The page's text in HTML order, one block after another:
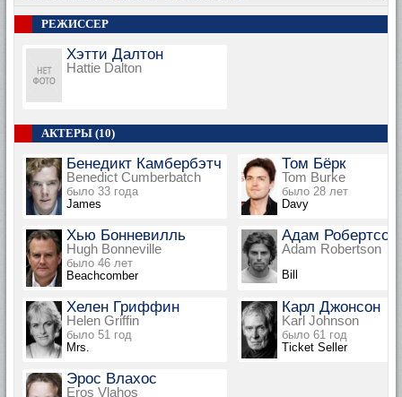
РЕЖИССЕР
Хэтти Далтон
Hattie Dalton
АКТЕРЫ (10)
Бенедикт Камбербэтч
Benedict Cumberbatch
было 33 года
James
Том Бёрк
Tom Burke
было 28 лет
Davy
Хью Бонневилль
Hugh Bonneville
было 46 лет
Beachcomber
Адам Робертсон
Adam Robertson
Bill
Хелен Гриффин
Helen Griffin
было 51 год
Mrs.
Карл Джонсон
Karl Johnson
было 61 год
Ticket Seller
Эрос Влахос
Eros Vlahos